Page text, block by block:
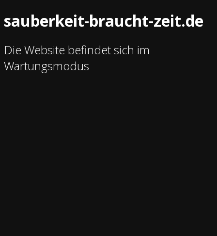
sauberkeit-braucht-zeit.de
Die Website befindet sich im
Wartungsmodus